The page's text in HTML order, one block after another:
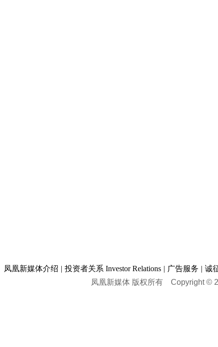
凤凰新媒体介绍 | 投资者关系 Investor Relations | 广告服务 | 诚
凤凰新媒体 版权所有 Copyright ©